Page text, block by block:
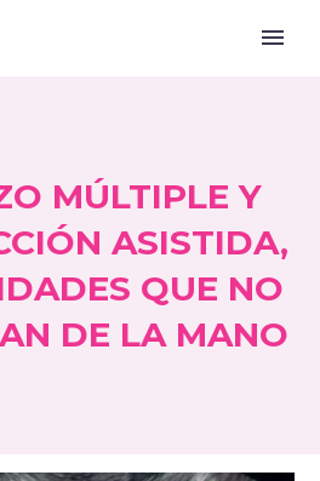
MÚLTIPLE Y
ASISTIDA,
QUE NO
DE LA MANO